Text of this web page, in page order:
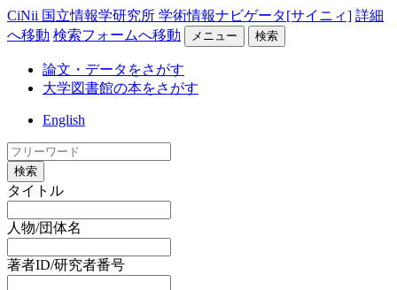
CiNii 国立情報学研究所 学術情報ナビゲータ[サイニィ] 詳細
へ移動 検索フォームへ移動 メニュー 検索
論文・データをさがす
大学図書館の本をさがす
English
検索
タイトル
人物/団体名
著者ID/研究者番号